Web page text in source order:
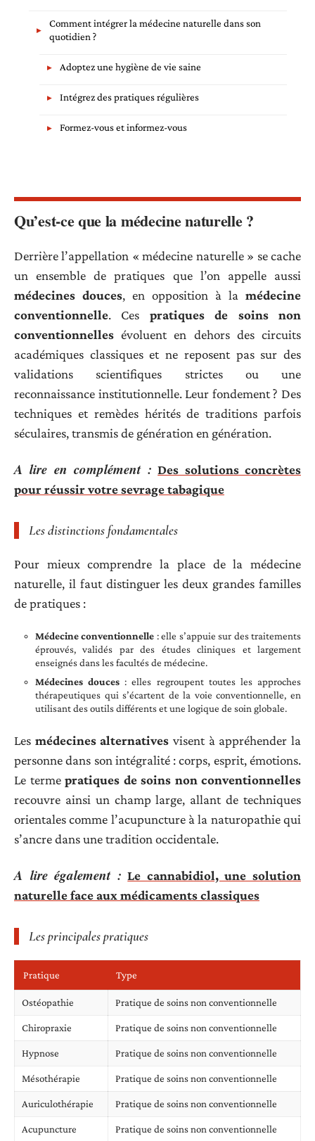
Comment intégrer la médecine naturelle dans son
quotidien ?
Adoptez une hygiène de vie saine
Intégrez des pratiques régulières
Formez-vous et informez-vous
Qu’est-ce que la médecine naturelle ?
Derrière l’appellation « médecine naturelle » se cache
un ensemble de pratiques que l’on appelle aussi
médecines douces, en opposition à la médecine
conventionnelle. Ces pratiques de soins non
conventionnelles évoluent en dehors des circuits
académiques classiques et ne reposent pas sur des
validations scientifiques strictes ou une
reconnaissance institutionnelle. Leur fondement ? Des
techniques et remèdes hérités de traditions parfois
séculaires, transmis de génération en génération.
A lire en complément : Des solutions concrètes
pour réussir votre sevrage tabagique
Les distinctions fondamentales
Pour mieux comprendre la place de la médecine
naturelle, il faut distinguer les deux grandes familles
de pratiques :
Médecine conventionnelle : elle s’appuie sur des traitements
éprouvés, validés par des études cliniques et largement
enseignés dans les facultés de médecine.
Médecines douces : elles regroupent toutes les approches
thérapeutiques qui s’écartent de la voie conventionnelle, en
utilisant des outils différents et une logique de soin globale.
Les médecines alternatives visent à appréhender la
personne dans son intégralité : corps, esprit, émotions.
Le terme pratiques de soins non conventionnelles
recouvre ainsi un champ large, allant de techniques
orientales comme l’acupuncture à la naturopathie qui
s’ancre dans une tradition occidentale.
A lire également : Le cannabidiol, une solution
naturelle face aux médicaments classiques
Les principales pratiques
Pratique Type
Ostéopathie Pratique de soins non conventionnelle
Chiropraxie Pratique de soins non conventionnelle
Hypnose Pratique de soins non conventionnelle
Mésothérapie Pratique de soins non conventionnelle
Auriculothérapie Pratique de soins non conventionnelle
Acupuncture Pratique de soins non conventionnelle